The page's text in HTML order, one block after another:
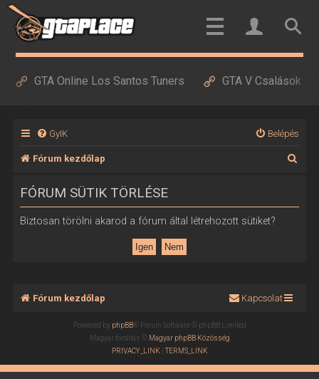
GTA Online Los Santos Tuners GTA V Csalások
GyIK Belépés
Fórum kezdőlap
FÓRUM SÜTIK TÖRLÉSE
Biztosan törölni akarod a fórum által létrehozott sütiket?
Fórum kezdőlap Kapcsolat
Powered by phpBB® Forum Software © phpBB Limited
Magyar fordítás © Magyar phpBB Közösség
PRIVACY_LINK |TERMS_LINK